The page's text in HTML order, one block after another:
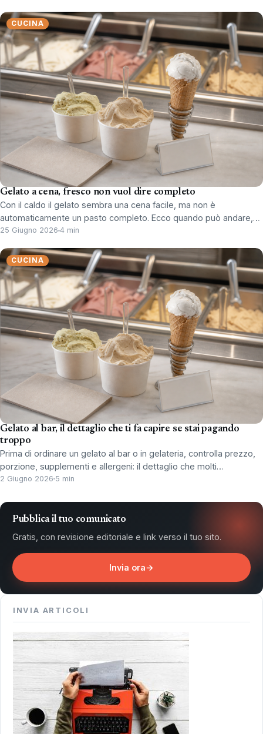
CUCINA
Gelato a cena, fresco non vuol dire completo
Con il caldo il gelato sembra una cena facile, ma non è
automaticamente un pasto completo. Ecco quando può andare,…
25 Giugno 2026 4 min
CUCINA
Gelato al bar, il dettaglio che ti fa capire se stai pagando
troppo
Prima di ordinare un gelato al bar o in gelateria, controlla prezzo,
porzione, supplementi e allergeni: il dettaglio che molti…
2 Giugno 2026 5 min
Pubblica il tuo comunicato
Gratis, con revisione editoriale e link verso il tuo sito.
Invia ora→
INVIA ARTICOLI